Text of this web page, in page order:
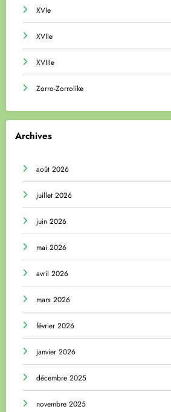
XVIe
XVIIe
XVIIIe
Zorro-Zorrolike
Archives
août 2026
juillet 2026
juin 2026
mai 2026
avril 2026
mars 2026
février 2026
janvier 2026
décembre 2025
novembre 2025